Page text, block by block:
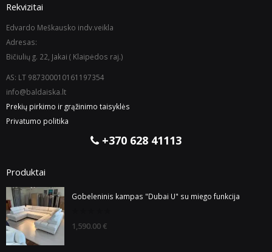
Rekvizitai
Edvardo Meškausko indv.veikla
Adresas:
Bičiulių g. 22, Jakai ( Klaipėdos raj.)
AS: LT 987300010161197354
info@baldaiska.lt
Prekių pirkimo ir grąžinimo taisyklės
Privatumo politika
+370 628 41113
Produktai
Gobeleninis kampas "Dubai U" su miego funkcija
out
1,590.00 €